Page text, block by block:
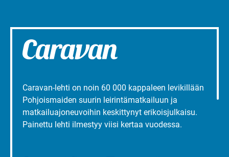
Caravan-lehti on noin 60 000 kappaleen levikillään
Pohjoismaiden suurin leirintämatkailuun ja
matkailuajoneuvoihin keskittynyt erikoisjulkaisu.
Painettu lehti ilmestyy viisi kertaa vuodessa.